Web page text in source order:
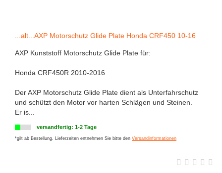
...alt...AXP Motorschutz Glide Plate Honda CRF450 10-16
AXP Kunststoff Motorschutz Glide Plate für:
Honda CRF450R 2010-2016
Der AXP Motorschutz Glide Plate dient als Unterfahrschutz
und schützt den Motor vor harten Schlägen und Steinen.
Er is...
versandfertig: 1-2 Tage
*gilt ab Bestellung. Lieferzeiten entnehmen Sie bitte den Versandinformationen